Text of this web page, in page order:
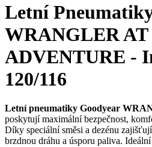
Letní
WRANGLER AT
ADVENTURE -
120/116
Letní pneumatiky Goodyear
poskytují maximální bezpečnost,
Díky speciální směsi a dezénu
brzdnou dráhu a úsporu paliva.